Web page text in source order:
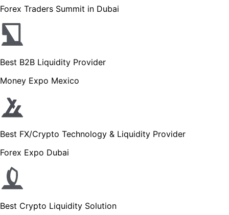
Forex Traders Summit in Dubai
Best B2B Liquidity Provider
Money Expo Mexico
Best FX/Crypto Technology & Liquidity Provider
Forex Expo Dubai
Best Crypto Liquidity Solution